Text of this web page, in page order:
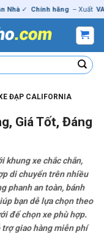
✓ Chính hãng – Xuất VAT
ĐẠP CALIFORNIA
Giá Tốt, Đáng
khung xe chắc chắn,
di chuyển trên nhiều
phanh an toàn, bánh
bạn dễ lựa chọn theo
để chọn xe phù hợp.
trợ giao hàng miễn phí